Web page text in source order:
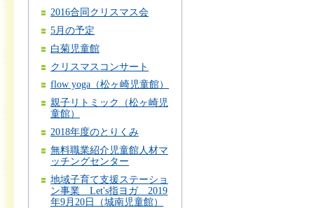
2016合同クリスマス会
5月の予定
白菊児童館
クリスマスコンサート
flow yoga（松ヶ崎児童館）
親子リトミック（松ヶ崎児
童館）
2018年度のとりくみ
無料職業紹介児童館人材マ
ッチングセンター
地域子育て支援ステーショ
ン事業 Let's指ヨガ 2019
年9月20日（城南児童館）